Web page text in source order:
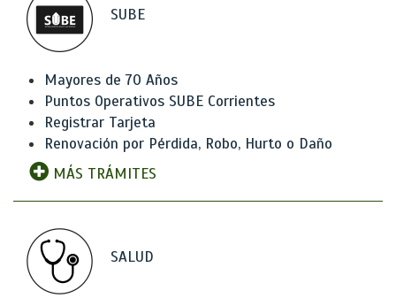
SUBE
Mayores de 70 Años
Puntos Operativos SUBE Corrientes
Registrar Tarjeta
Renovación por Pérdida, Robo, Hurto o Daño
MÁS TRÁMITES
SALUD